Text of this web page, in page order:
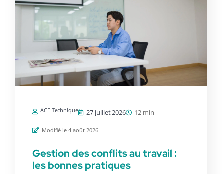
ACE Technique 27 juillet 2026 12 min
Modifié le 4 août 2026
Gestion des conflits au travail :
les bonnes pratiques